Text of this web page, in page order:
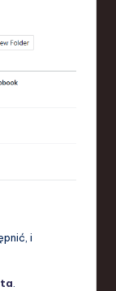
i
.